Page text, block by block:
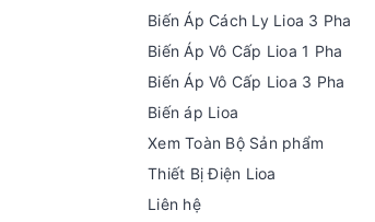
Biến Áp Cách Ly Lioa 3 Pha
Biến Áp Vô Cấp Lioa 1 Pha
Biến Áp Vô Cấp Lioa 3 Pha
Biến áp Lioa
Xem Toàn Bộ Sản phẩm
Thiết Bị Điện Lioa
Liên hệ